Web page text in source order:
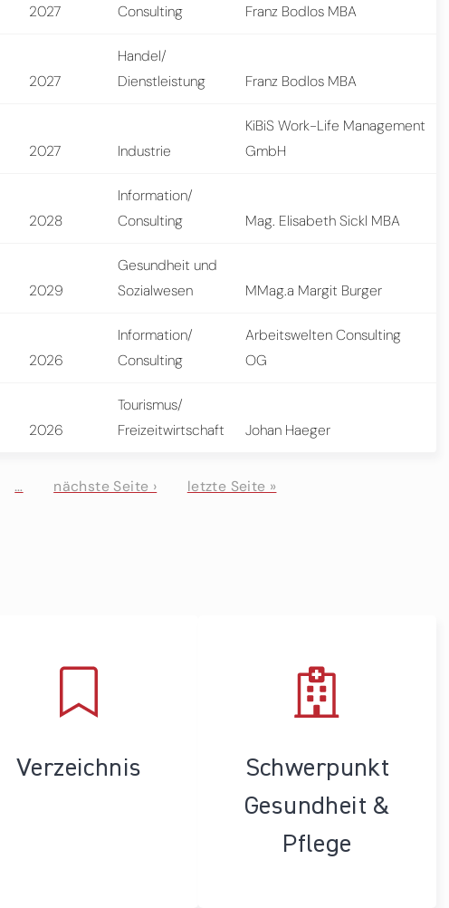
2027
Consulting
Franz Bodlos MBA
2027
Handel/
Dienstleistung
Franz Bodlos MBA
2027 Industrie
KiBiS Work-Life Management
GmbH
2028
Information/
Consulting
Mag. Elisabeth Sickl MBA
2029
Gesundheit und
Sozialwesen
MMag.a Margit Burger
2026
Information/
Consulting
Arbeitswelten Consulting
OG
2026
Tourismus/
Freizeitwirtschaft
Johan Haeger
… nächste Seite › letzte Seite »
Verzeichnis
Schwerpunkt
Gesundheit &
Pflege